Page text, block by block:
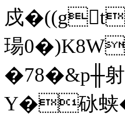
戍�((gt
瑒
�78 �&p╫
Y�砯蛱�